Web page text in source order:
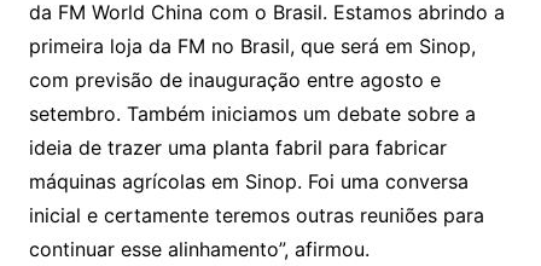
da FM World China com o Brasil. Estamos abrindo a
primeira loja da FM no Brasil, que será em Sinop,
com previsão de inauguração entre agosto e
setembro. Também iniciamos um debate sobre a
ideia de trazer uma planta fabril para fabricar
máquinas agrícolas em Sinop. Foi uma conversa
inicial e certamente teremos outras reuniões para
continuar esse alinhamento”, afirmou.